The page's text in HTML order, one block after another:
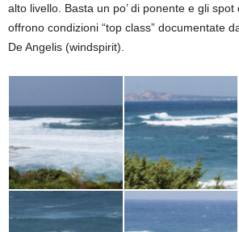
alto livello. Basta un po’ di ponente e gli
offrono condizioni “top class” documentate
De Angelis (windspirit).